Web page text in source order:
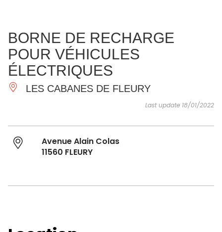
ESSENTIAL
AND
DO
INSPIRATIONS AGENDA
BORNE DE RECHARGE
POUR VÉHICULES
ÉLECTRIQUES
LES CABANES DE FLEURY
Last update 18/01/2022
Avenue Alain Colas
11560 FLEURY